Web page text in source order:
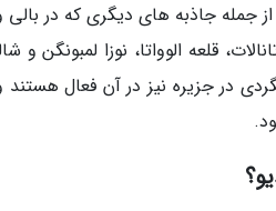
جمله جاذبه های دیگری که در
قلعه الوواتا، نوزا لمبونگن و
در جزیره نیز در آن فعال هستند